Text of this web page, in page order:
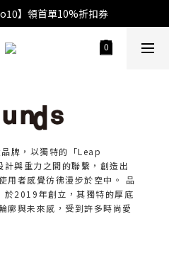
】領首單10%折扣券
牌，以獨特的「Leap
與重力之間的聯繫，創造出
用者感覺彷彿漫步於空中。 品
於2019年創立，其獨特的厚底
廓與未來感，受到許多時尚愛